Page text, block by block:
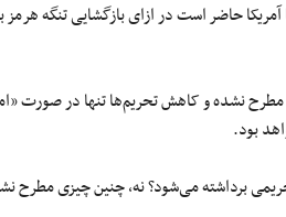
حاضر است در ازای بازگشایی تنگه هرمز
نشده و کاهش تحریم‌ها تنها در صورت
بود.
برداشته می‌شود؟ نه، چنین چیزی مطرح